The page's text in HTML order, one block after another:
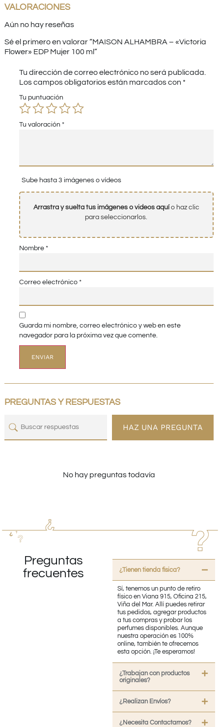
VALORACIONES
Aún no hay reseñas
Sé el primero en valorar “MAISON ALHAMBRA – «Victoria
Flower» EDP Mujer 100 ml”
Tu dirección de correo electrónico no será publicada.
Los campos obligatorios están marcados con *
Tu puntuación
Tu valoración *
Sube hasta 3 imágenes o vídeos
Arrastra y suelta tus imágenes o videos aquío haz clic
para seleccionarlos.
Nombre *
Correo electrónico *
Guarda mi nombre, correo electrónico y web en este
navegador para la próxima vez que comente.
PREGUNTAS Y RESPUESTAS
HAZ UNA PREGUNTA
No hay preguntas todavía
Preguntas
frecuentes
¿Tienen tienda fisica?
Sí, tenemos un punto de retiro
físico en Viana 915, Oficina 215,
Viña del Mar. Allí puedes retirar
tus pedidos, agregar productos
a tus compras y probar los
perfumes disponibles. Aunque
nuestra operación es 100%
online, también te ofrecemos
esta opción. ¡Te esperamos!
¿Trabajan con productos
originales?
¿Realizan Envíos?
¿Necesita Contactarnos?